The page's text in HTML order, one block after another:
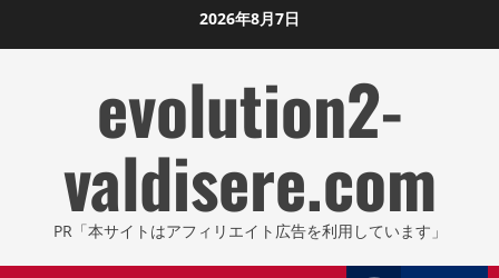
ン
2026年8月7日
evolution2-
valdisere.com
PR「本サイトはアフィリエイト広告を利用しています」